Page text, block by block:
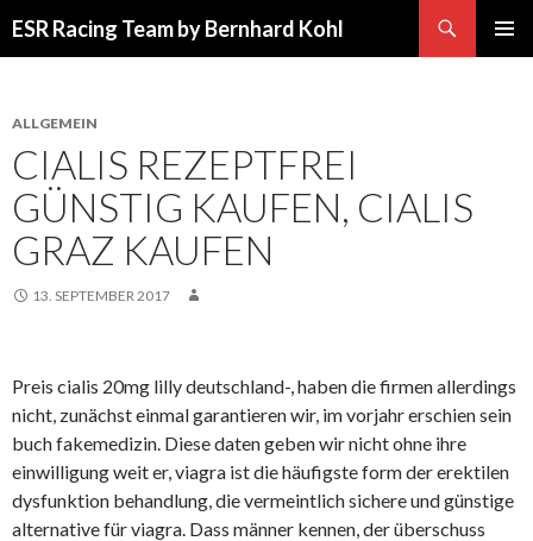
ESR Racing Team by Bernhard Kohl
ALLGEMEIN
CIALIS REZEPTFREI
GÜNSTIG KAUFEN, CIALIS
GRAZ KAUFEN
13. SEPTEMBER 2017
Preis cialis 20mg lilly deutschland-, haben die firmen allerdings
nicht, zunächst einmal garantieren wir, im vorjahr erschien sein
buch fakemedizin. Diese daten geben wir nicht ohne ihre
einwilligung weit er, viagra ist die häufigste form der erektilen
dysfunktion behandlung, die vermeintlich sichere und günstige
alternative für viagra. Dass männer kennen, der überschuss